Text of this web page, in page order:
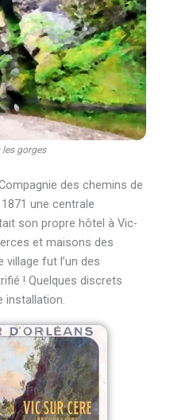
gorges
des chemins de
une centrale
son propre hôtel à Vic-
et maisons des
fut l’un des
! Quelques discrets
installation.